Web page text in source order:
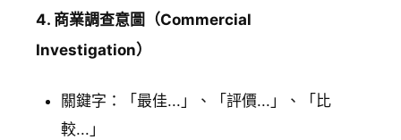
4. 商業調查意圖（Commercial
Investigation）
關鍵字：「最佳...」、「評價...」、「比
較...」